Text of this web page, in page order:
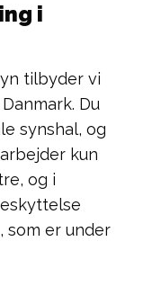
i
tilbyder vi
Du
synshal, og
kun
og i
som er under